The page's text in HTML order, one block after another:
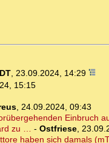
DT, 23.09.2024, 14:29
15:15
, 24.09.2024, 09:43
Einbruch
zu … - Ostfriese,
haben sich damals